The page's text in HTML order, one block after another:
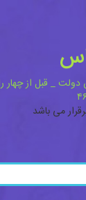
دولت _ قبل از چهار
می باشد